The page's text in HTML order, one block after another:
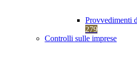
Provvedimenti
279
Controlli sulle imprese